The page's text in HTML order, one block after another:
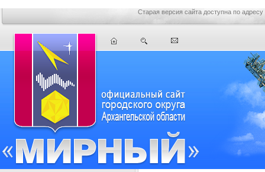
Старая версия сайта доступна по адресу